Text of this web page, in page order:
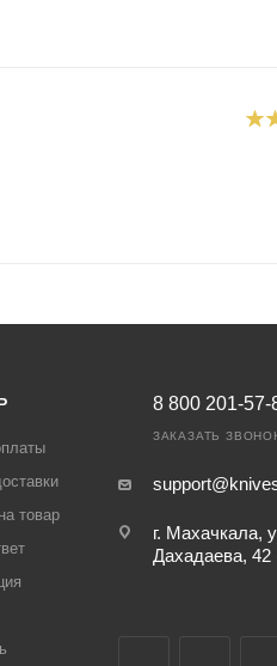
товар
8 800 201-57-
ЗАКАЗАТЬ
г. Махачкала,
Дахадаева, 42